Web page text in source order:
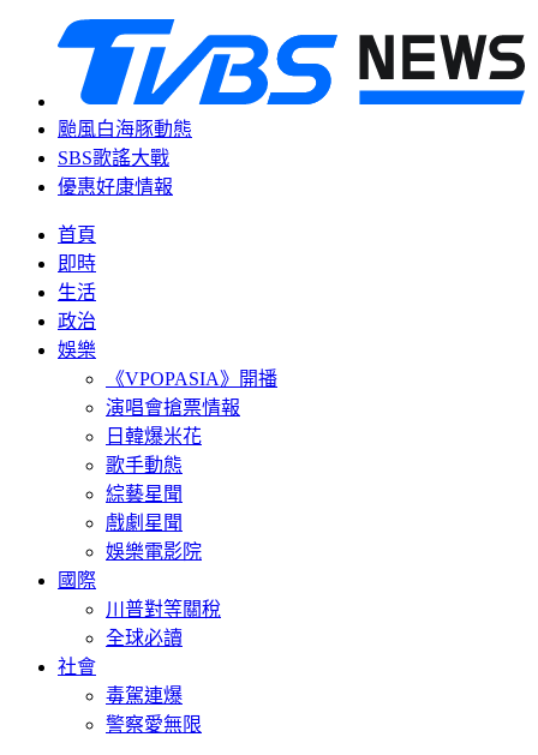
颱風白海豚動態
SBS歌謠大戰
優惠好康情報
首頁
即時
生活
政治
娛樂
《VPOPASIA》開播
演唱會搶票情報
日韓爆米花
歌手動態
綜藝星聞
戲劇星聞
娛樂電影院
國際
川普對等關稅
全球必讀
社會
毒駕連爆
警察愛無限